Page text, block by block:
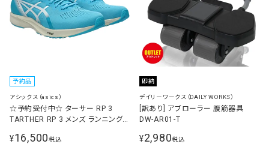
予約品
アシックス（asics）
☆予約受付中☆ ターサー RP 3
TARTHER RP 3 メンズ ランニング
1011B465 405
¥16,500税込
即納
デイリーワークス（DAILY WORKS）
[訳あり] アブローラー 腹筋器具
DW-AR01-T
¥2,980税込